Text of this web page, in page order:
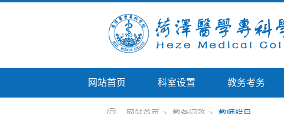
网站首页 科室设置 教务考务